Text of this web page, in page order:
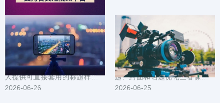
把一线案例拆成可复...
本地引流利器：吴江抖音推广标题封面与素材模板大全
为在吴江做本地生意或个人号的
人提供可直接套用的标题样式、
封面设计要点和短视频素材模
2026-06-26
吴江抖音推广技巧汇总：短视频选题封面与话题优化
在吴江做抖音推广，短视频的选
题、封面和话题优化三者像发动
机的三个缸，缺一不可。文中整
2026-06-25